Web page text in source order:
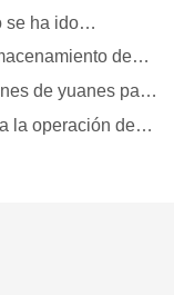
se ha ido
de
de yuanes para
la operación de